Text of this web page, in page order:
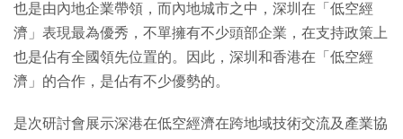
也是由內地企業帶領，而內地城市之中，深圳在「低空經
濟」表現最為優秀，不單擁有不少頭部企業，在支持政策上
也是佔有全國領先位置的。因此，深圳和香港在「低空經
濟」的合作，是佔有不少優勢的。
是次研討會展示深港在低空經濟在跨地域技術交流及產業協